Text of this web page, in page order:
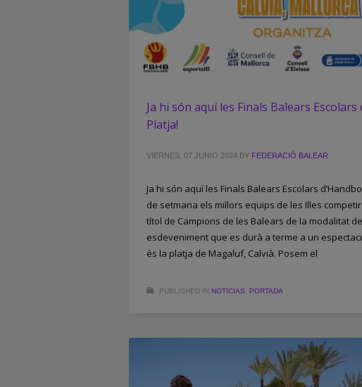
Ja hi són aquí les Finals Balears Escolars
Platja!
VIERNES, 07 JUNIO 2024 BY FEDERACIÓ BALEAR
Ja hi són aquí les Finals Balears Escolars
de setmana els millors equips de les Illes
títol de Campions de les Balears de la modalitat
esdeveniment que es durà a terme a un
és la platja de Magaluf, Calvià. Posem el
PUBLISHED IN NOTICIAS PORTADA